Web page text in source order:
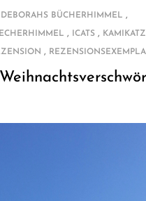
DEBORAHS BÜCHERHIMMEL ,
, ICATS,
,